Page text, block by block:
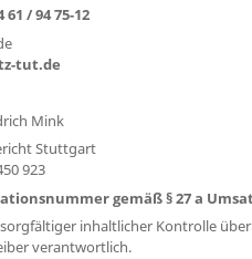
/ 94 75-12
tut.de
Mink
Stuttgart
923
gemäß § 27 a
inhaltlicher Kontrolle
verantwortlich.